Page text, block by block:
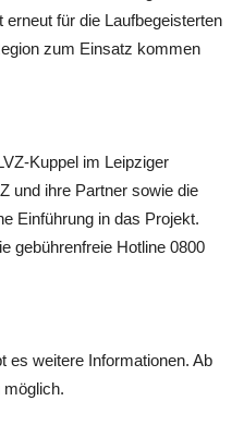
für die Laufbegeisterten
zum Einsatz kommen
Kuppel im Leipziger
und ihre Partner sowie die
Einführung in das Projekt.
gebührenfreie Hotline 0800
es weitere Informationen. Ab